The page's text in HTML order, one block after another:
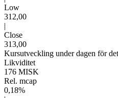
Low
312,00
|
Close
313,00
Kursutveckling under dagen för
Likviditet
176 MISK
Rel. mcap
0,18%